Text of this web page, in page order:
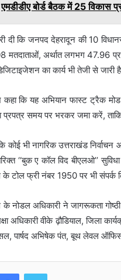
एमडीडीए बोर्ड बैठक में 25 विकास
दी कि जनपद देहरादून की 10
अर्थात लगभग 47.96
का कार्य भी तेजी से
कहा कि यह अभियान फास्ट ट्रैक
समय पर भरकर जमा करें,
कोई भी नागरिक उत्तराखंड
‘‘बुक ए कॉल विद बीएलओ’’
के टोल फ्री नंबर 1950 पर भी संपर्क
के नोडल अधिकारी ने जागरूकता
अधिकारी वीके ढ़ौडियाल, जिला
पार्षद अभिषेक पंत, बूथ लेवल